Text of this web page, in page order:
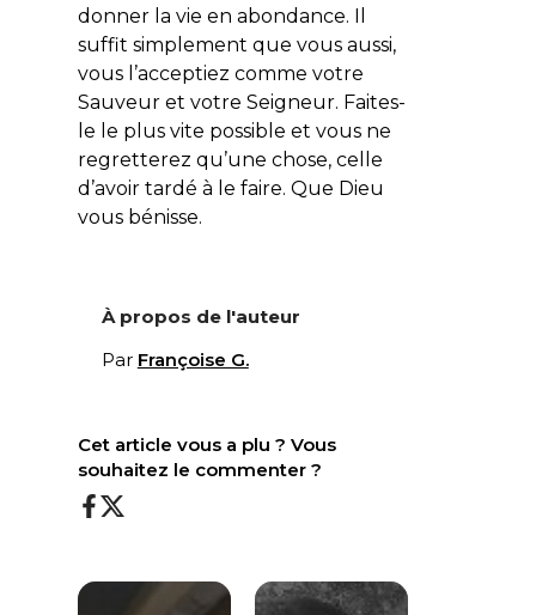
donner la vie en abondance. Il
suffit simplement que vous aussi,
vous l’acceptiez comme votre
Sauveur et votre Seigneur. Faites-
le le plus vite possible et vous ne
regretterez qu’une chose, celle
d’avoir tardé à le faire. Que Dieu
vous bénisse.
À propos de l'auteur
Par Françoise G.
Cet article vous a plu ? Vous
souhaitez le commenter ?